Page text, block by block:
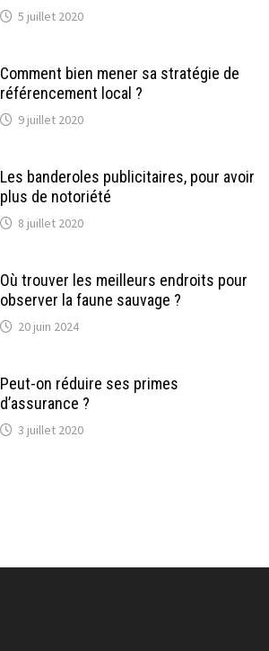
5 juillet 2020
Comment bien mener sa stratégie de
référencement local ?
9 juillet 2020
Les banderoles publicitaires, pour avoir
plus de notoriété
8 juillet 2020
Où trouver les meilleurs endroits pour
observer la faune sauvage ?
20 juin 2024
Peut-on réduire ses primes
d’assurance ?
3 juillet 2020